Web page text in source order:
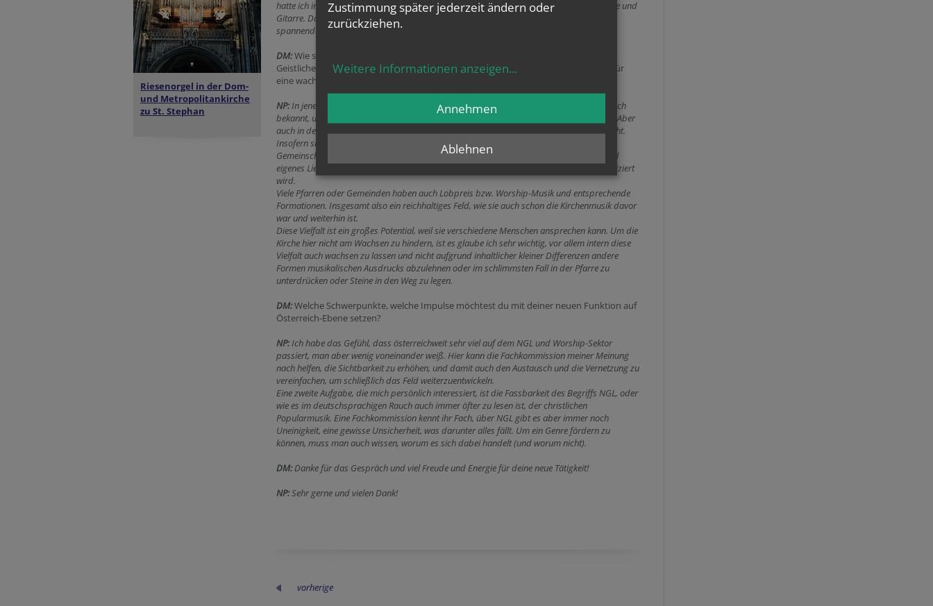
Riesenorgel in der Dom-
und Metropolitankirche
zu St. Stephan
hatte ich in einem Jahrgang die Instrumente Alt-Saxophon, Querflöte, Tenorhorn, Trompete und
Gitarre. Das zu zeitgemäßem, die Jugendlichen ansprechenden NGL zu formieren ist eine
spannende Herausforderung, und solche gibt es sicher in einigen Pfarren auch.
DM:Wie stellt sich die Situation in ganz Österreich dar? Welche Strömungen Neuer
Geistlicher Musik gibt es, welche sind besonders lebendig? Wo siehst du Potential für
eine wachsende Kirche?
NP:In jenen Diözesen, deren Konservatorien einen NGL-Zweig führen, ist dieser Stil natürlich
bekannt, und darunter wird auch eine bestimmte Form von geistlicher Musik verstanden. Aber
auch in den Jugend-Stellen der Diözesen wird Popularmusik mit geistlichem Inhalt gemacht.
Insofern sind die Strömungen fast so vielfältig, wie die Gruppierungen, die sie musizieren.
Gemeinschaften wie Loretto oder die Gemeinschaft Emmanuel haben dabei auch sehr viel
eigenes Liedgut geschaffen, das wiederum in die Gemeinden kommt und dort weiter musiziert
wird.
Viele Pfarren oder Gemeinden haben auch Lobpreis bzw. Worship-Musik und entsprechende
Formationen. Insgesamt also ein reichhaltiges Feld, wie sie auch schon die Kirchenmusik davor
war und weiterhin ist.
Diese Vielfalt ist ein großes Potential, weil sie verschiedene Menschen ansprechen kann. Um die
Kirche hier nicht am Wachsen zu hindern, ist es glaube ich sehr wichtig, vor allem intern diese
Vielfalt auch wachsen zu lassen und nicht aufgrund inhaltlicher kleiner Differenzen andere
Formen musikalischen Ausdrucks abzulehnen oder im schlimmsten Fall in der Pfarre zu
unterdrücken oder Steine in den Weg zu legen.
DM:Welche Schwerpunkte, welche Impulse möchtest du mit deiner neuen Funktion auf
Österreich-Ebene setzen?
NP:Ich habe das Gefühl, dass österreichweit sehr viel auf dem NGL und Worship-Sektor
passiert, man aber wenig voneinander weiß. Hier kann die Fachkommission meiner Meinung
nach helfen, die Sichtbarkeit zu erhöhen, und damit auch den Austausch und die Vernetzung zu
vereinfachen, um schließlich das Feld weiterzuentwickeln.
Eine zweite Aufgabe, die mich persönlich interessiert, ist die Fassbarkeit des Begriffs NGL, oder
wie es im deutschsprachigen Rauch auch immer öfter zu lesen ist, der christlichen
Popularmusik. Eine Fachkommission kennt ihr Fach, über NGL gibt es aber immer noch
Uneinigkeit, eine gewisse Unsicherheit, was darunter alles fällt. Um ein Genre fördern zu
können, muss man auch wissen, worum es sich dabei handelt (und worum nicht).
DM:Danke für das Gespräch und viel Freude und Energie für deine neue Tätigkeit!
NP:Sehr gerne und vielen Dank!
vorherige
Zustimmung später jederzeit ändern oder
zurückziehen.
Weitere Informationen anzeigen...
Ablehnen
Annehmen